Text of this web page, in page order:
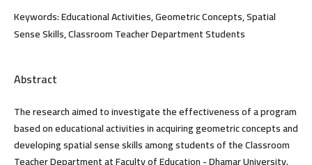
Keywords:Educational Activities, Geometric Concepts, Spatial
Sense Skills, Classroom Teacher Department Students
Abstract
The research aimed to investigate the effectiveness of a program
based on educational activities in acquiring geometric concepts and
developing spatial sense skills among students of the Classroom